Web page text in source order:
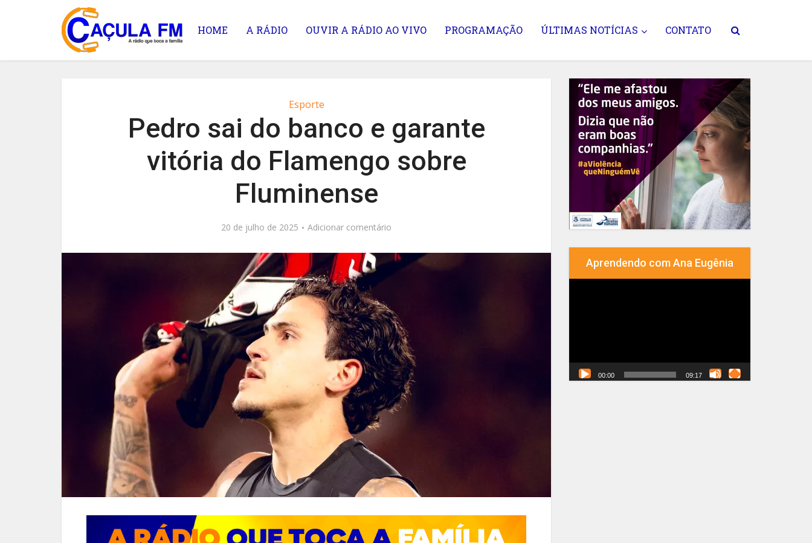
HOME A RÁDIO OUVIR A RÁDIO AO VIVO PROGRAMAÇÃO ÚLTIMAS NOTÍCIAS CONTATO
Esporte
Pedro sai do banco e garante
vitória do Flamengo sobre
Fluminense
20 de julho de 2025 Adicionar comentário
Aprendendo com Ana Eugênia
00:00 09:17